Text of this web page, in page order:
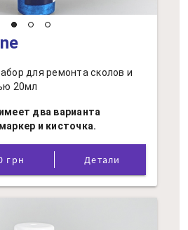
для ремонта сколов и
20мл
два варианта
и кисточка.
460 грн Детали